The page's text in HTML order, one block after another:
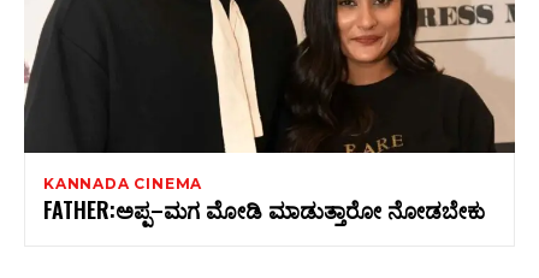
KANNADA CINEMA
FATHER:ಅಪ್ಪ–ಮಗ ಮೋಡಿ ಮಾಡುತ್ತಾರೋ ನೋಡಬೇಕು